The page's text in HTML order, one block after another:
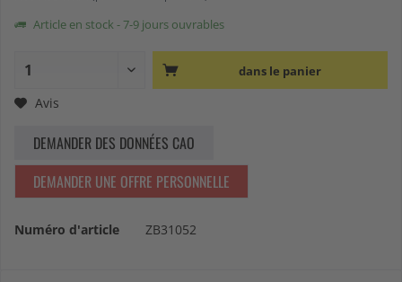
Article en stock - 7-9 jours ouvrables
dans le panier
Avis
DEMANDER DES DONNÉES CAO
DEMANDER UNE OFFRE PERSONNELLE
Numéro d'article ZB31052